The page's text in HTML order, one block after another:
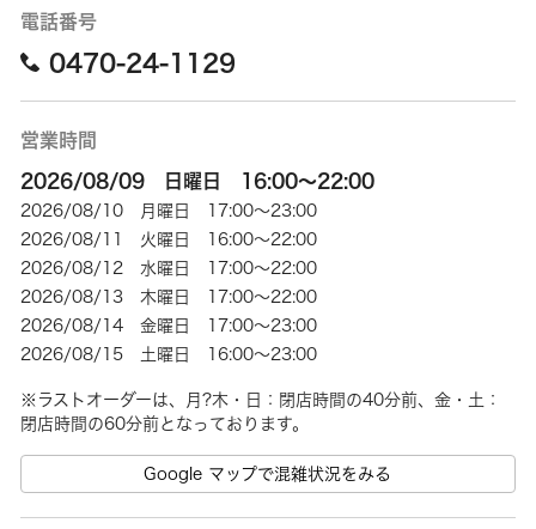
電話番号
0470-24-1129
営業時間
2026/08/09 日曜日 16:00～22:00
2026/08/10 月曜日 17:00～23:00
2026/08/11 火曜日 16:00～22:00
2026/08/12 水曜日 17:00～22:00
2026/08/13 木曜日 17:00～22:00
2026/08/14 金曜日 17:00～23:00
2026/08/15 土曜日 16:00～23:00
※ラストオーダーは、月?木・日：閉店時間の40分前、金・土：
Google マップで混雑状況をみる